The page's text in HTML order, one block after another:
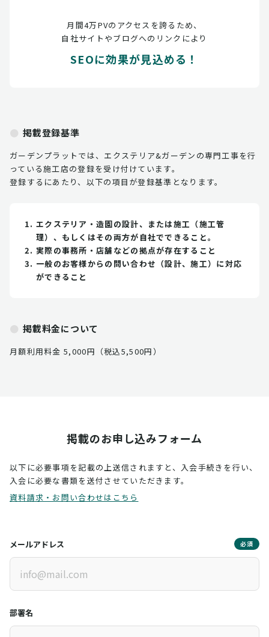
月間4万PVのアクセスを誇るため、
自社サイトやブログへのリンクにより
SEOに効果が見込める！
掲載登録基準
ガーデンプラットでは、エクステリア&ガーデンの専門工事を行
っている施工店の登録を受け付けています。
登録するにあたり、以下の項目が登録基準となります。
エクステリア・造園の設計、または施工（施工管
理）、もしくはその両方が自社でできること。
実際の事務所・店舗などの拠点が存在すること
一般のお客様からの問い合わせ（設計、施工）に対応
ができること
掲載料金について
月額利用料金 5,000円（税込5,500円）
掲載のお申し込みフォーム
以下に必要事項を記載の上送信されますと、入会手続きを行い、
入会に必要な書類を送付させていただきます。
資料請求・お問い合わせはこちら
メールアドレス 必須
部署名